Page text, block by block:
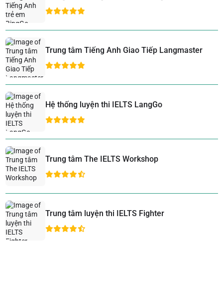
Trung tâm Tiếng Anh Giao Tiếp Langmaster
Hệ thống luyện thi IELTS LangGo
Trung tâm The IELTS Workshop
Trung tâm luyện thi IELTS Fighter